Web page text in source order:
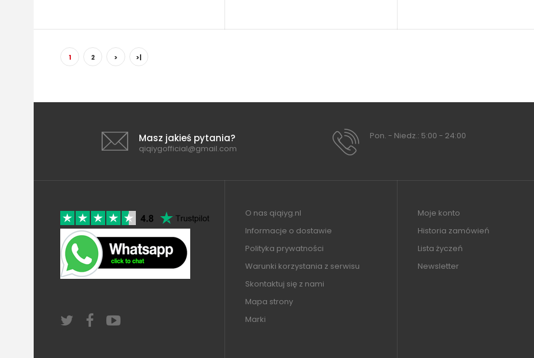
1 2 > >|
Masz jakieś pytania?
qiqiygofficial@gmail.com
Pon. - Niedz.: 5:00 - 24:00
O nas qiqiyg.nl
Informacje o dostawie
Polityka prywatności
Warunki korzystania z serwisu
Skontaktuj się z nami
Mapa strony
Marki
Moje konto
Historia zamówień
Lista życzeń
Newsletter